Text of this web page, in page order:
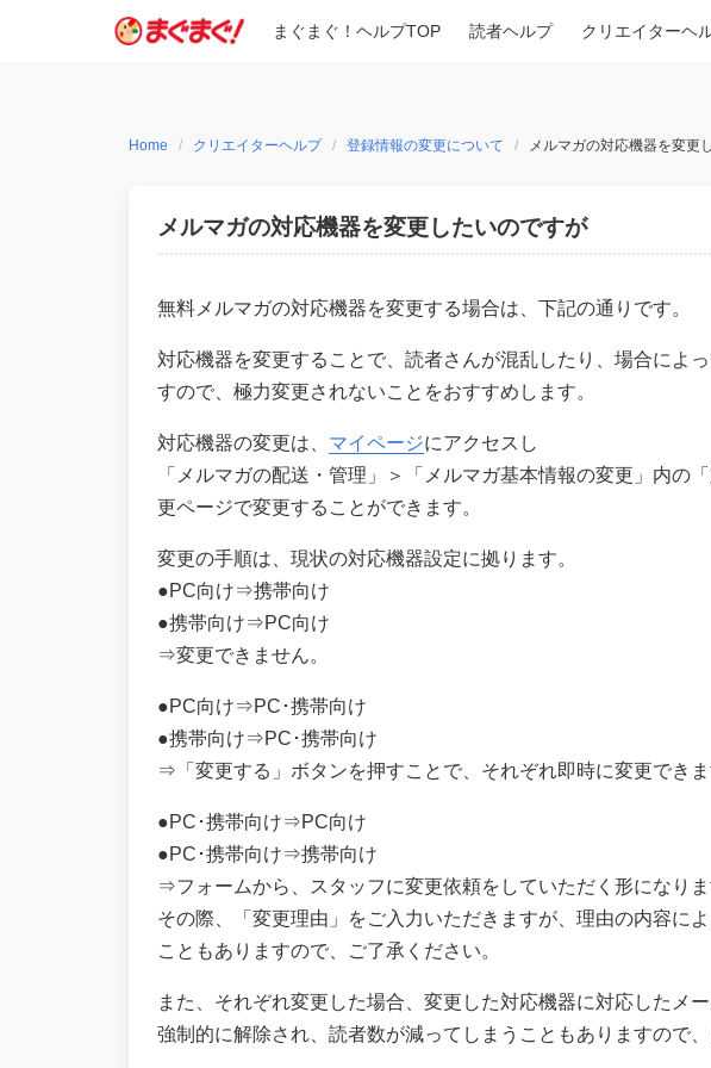
まぐまぐ！ヘルプTOP 読者ヘルプ クリエイターヘ
Home クリエイターヘルプ 登録情報の変更について メルマガの対応機器を変更
メルマガの対応機器を変更したいのですが
無料メルマガの対応機器を変更する場合は、下記の通りです。
対応機器を変更することで、読者さんが混乱したり、場合によ
すので、極力変更されないことをおすすめします。
対応機器の変更は、 マイページにアクセスし
「メルマガの配送・管理」＞「メルマガ基本情報の変更」内の
更ページで変更することができます。
変更の手順は、現状の対応機器設定に拠ります。
●PC向け⇒携帯向け
●携帯向け⇒PC向け
⇒変更できません。
●PC向け⇒PC･携帯向け
●携帯向け⇒PC･携帯向け
⇒「変更する」ボタンを押すことで、それぞれ即時に変更できま
●PC･携帯向け⇒PC向け
●PC･携帯向け⇒携帯向け
⇒フォームから、スタッフに変更依頼をしていただく形になりま
その際、「変更理由」をご入力いただきますが、理由の内容に
こともありますので、ご了承ください。
また、それぞれ変更した場合、変更した対応機器に対応したメ
強制的に解除され、読者数が減ってしまうこともありますので、